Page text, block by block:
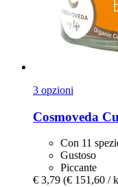
3 opzioni
Cosmoveda
Con 11
Gustoso
Piccante
€ 3,79 (€ 151,60 /